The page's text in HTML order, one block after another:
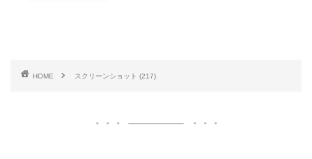
HOME スクリーンショット (217)